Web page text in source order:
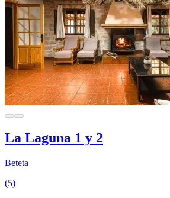
La Laguna 1 y 2
Beteta
(5)